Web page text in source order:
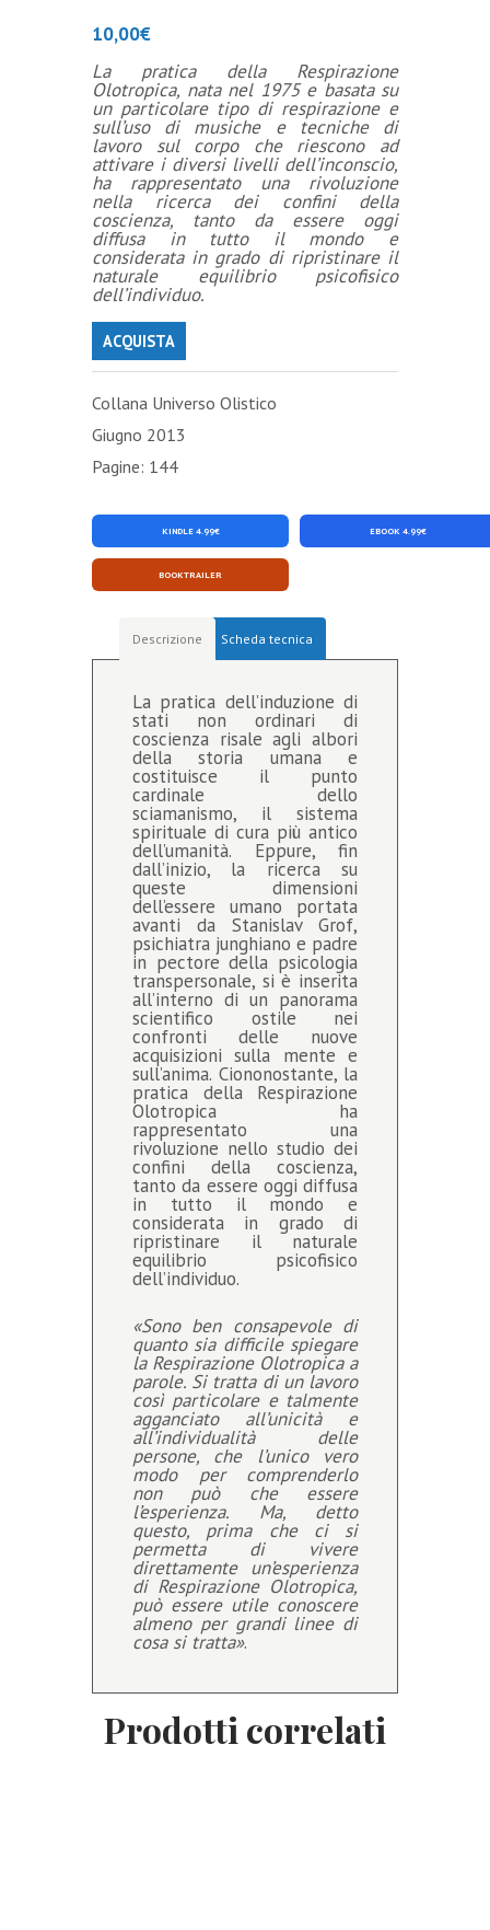
10,00€
La pratica della Respirazione
Olotropica, nata nel 1975 e basata su
un particolare tipo di respirazione e
sull’uso di musiche e tecniche di
lavoro sul corpo che riescono ad
attivare i diversi livelli dell’inconscio,
ha rappresentato una rivoluzione
nella ricerca dei confini della
coscienza, tanto da essere oggi
diffusa in tutto il mondo e
considerata in grado di ripristinare il
naturale equilibrio psicofisico
dell’individuo.
ACQUISTA
Collana Universo Olistico
Giugno 2013
Pagine: 144
KINDLE 4.99€ EBOOK 4.99€
BOOKTRAILER
Descrizione Scheda tecnica
La pratica dell’induzione di
stati non ordinari di
coscienza risale agli albori
della storia umana e
costituisce il punto
cardinale dello
sciamanismo, il sistema
spirituale di cura più antico
dell’umanità. Eppure, fin
dall’inizio, la ricerca su
queste dimensioni
dell’essere umano portata
avanti da Stanislav Grof,
psichiatra junghiano e padre
in pectore della psicologia
transpersonale, si è inserita
all’interno di un panorama
scientifico ostile nei
confronti delle nuove
acquisizioni sulla mente e
sull’anima. Ciononostante, la
pratica della Respirazione
Olotropica ha
rappresentato una
rivoluzione nello studio dei
confini della coscienza,
tanto da essere oggi diffusa
in tutto il mondo e
considerata in grado di
ripristinare il naturale
equilibrio psicofisico
dell’individuo.
«Sono ben consapevole di
quanto sia difficile spiegare
la Respirazione Olotropica a
parole. Si tratta di un lavoro
così particolare e talmente
agganciato all’unicità e
all’individualità delle
persone, che l’unico vero
modo per comprenderlo
non può che essere
l’esperienza. Ma, detto
questo, prima che ci si
permetta di vivere
direttamente un’esperienza
di Respirazione Olotropica,
può essere utile conoscere
almeno per grandi linee di
cosa si tratta».
Prodotti correlati